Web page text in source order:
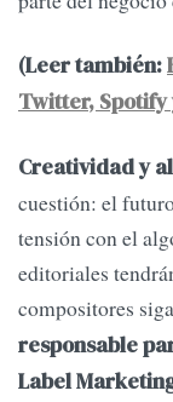
(Leer también:
Twitter, Spotify
Creatividad y
cuestión: el
tensión con el
editoriales
compositores
responsable
Label